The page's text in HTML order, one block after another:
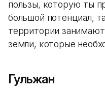
пользы, которую ты
большой потенциал,
территории
земли, которые
Гульжан